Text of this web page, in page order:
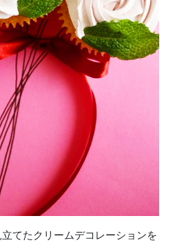
てたクリームデコレーションを